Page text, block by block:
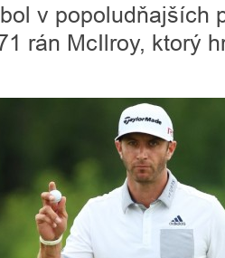
v popoludňajších
rán McIlroy, ktorý